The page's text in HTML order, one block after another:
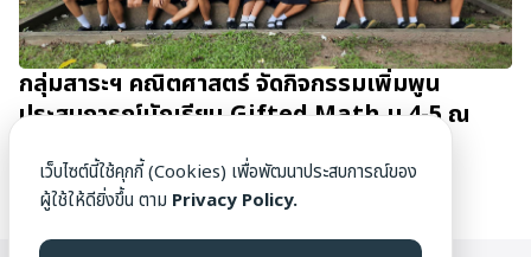
กลุ่มสาระฯ คณิตศาสตร์ จัดกิจกรรมเพิ่มพูน
ประสบการณ์นักเรียน Gifted Math ม.4-5 ณ
27/06/2026
เว็บไซต์นี้ใช้คุกกี้ (Cookies) เพื่อพัฒนาประสบการณ์ของ
ผู้ใช้ให้ดียิ่งขึ้น ตาม Privacy Policy.